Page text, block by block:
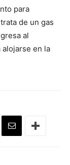
para
de un gas
al
en la